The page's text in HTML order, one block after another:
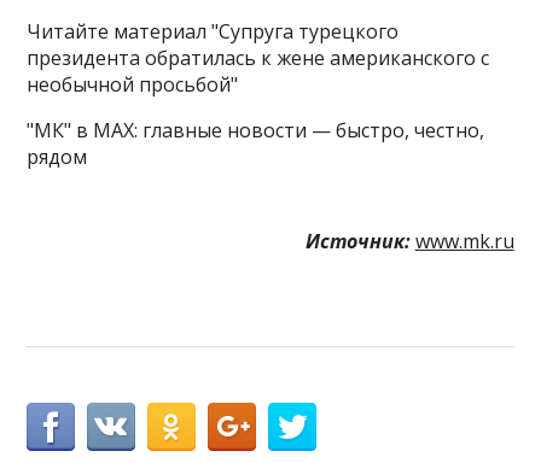
Читайте материал "Супруга турецкого
президента обратилась к жене американского с
необычной просьбой"
"МК" в MAX: главные новости — быстро, честно,
рядом
Источник: www.mk.ru